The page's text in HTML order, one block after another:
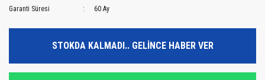
Garanti Süresi
60 Ay
STOKDA KALMADI.. GELİNCE HABER VER